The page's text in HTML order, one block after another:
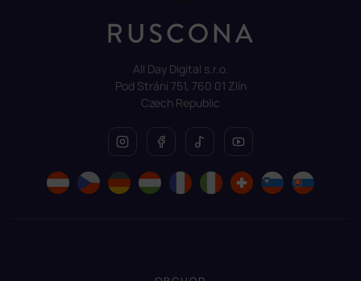
All Day Digital s.r.o.
Pod Strání 751, 760 01 Zlín
Czech Republic